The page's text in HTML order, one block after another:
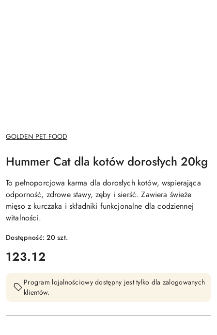
NAZWA
PRODUCENTA:
GOLDEN PET FOOD
Hummer Cat dla kotów dorosłych 20kg
To pełnoporcjowa karma dla dorosłych kotów, wspierająca
odporność, zdrowe stawy, zęby i sierść. Zawiera świeże
mięso z kurczaka i składniki funkcjonalne dla codziennej
witalności.
Dostępność:20szt.
cena:
123.12
Program lojalnościowy dostępny jest tylko dla zalogowanych
klientów.